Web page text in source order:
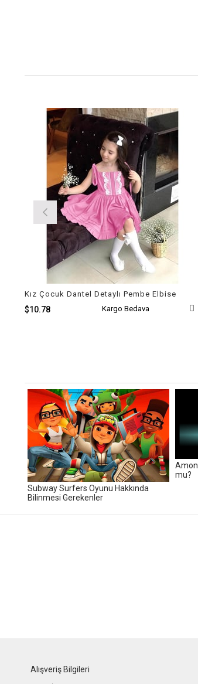
Kız Çocuk Dantel Detaylı Pembe Elbise
$10.78 Kargo Bedava
Subway Surfers Oyunu Hakkında
Bilinmesi Gerekenler
mu?
Alışveriş Bilgileri